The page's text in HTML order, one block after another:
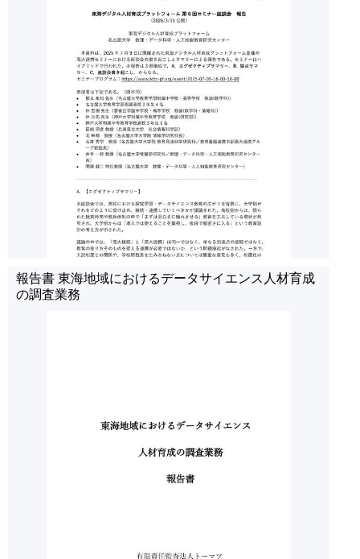
報告書 東海地域におけるデータサイエンス人材育成
の調査業務